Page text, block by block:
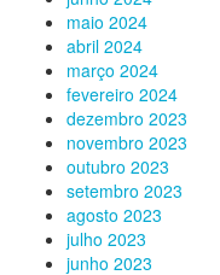
maio 2024
abril 2024
março 2024
fevereiro 2024
dezembro 2023
novembro 2023
outubro 2023
setembro 2023
agosto 2023
julho 2023
junho 2023